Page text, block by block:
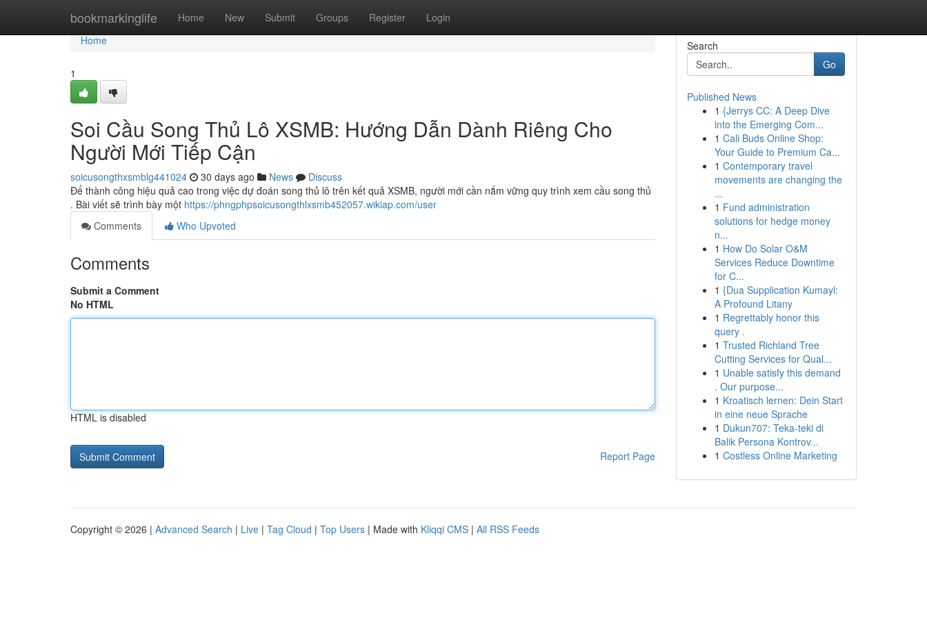
bookmarkinglife Home New Submit Groups Register Login
Home
Home
1
Soi Cầu Song Thủ Lô XSMB: Hướng Dẫn Dành Riêng Cho
Người Mới Tiếp Cận
soicusongthxsmblg441024 30 days ago News
Discuss
Để thành công hiệu quả cao trong việc dự đoán song thủ lô trên kết quả XSMB, người mới cần nắm vững quy trình xem cầu song thủ
. Bài viết sẽ trình bày một https://phngphpsoicusongthlxsmb452057.wikiap.com/user
Comments
Who Upvoted
Comments
Submit a Comment
No HTML
HTML is disabled
Report Page
Search
Go
Published News
1 {Jerrys CC: A Deep Dive
into the Emerging Com...
1 Cali Buds Online Shop:
Your Guide to Premium Ca...
1 Contemporary travel
movements are changing the
...
1 Fund administration
solutions for hedge money
n...
1 How Do Solar O&M
Services Reduce Downtime
for C...
1 {Dua Supplication Kumayl:
A Profound Litany
1 Regrettably honor this
query .
1 Trusted Richland Tree
Cutting Services for Qual...
1 Unable satisfy this demand
. Our purpose...
1 Kroatisch lernen: Dein Start
in eine neue Sprache
1 Dukun707: Teka-teki di
Balik Persona Kontrov...
1 Costless Online Marketing
Copyright © 2026 | Advanced Search | Live | Tag Cloud | Top Users | Made with Kliqqi CMS | All RSS Feeds